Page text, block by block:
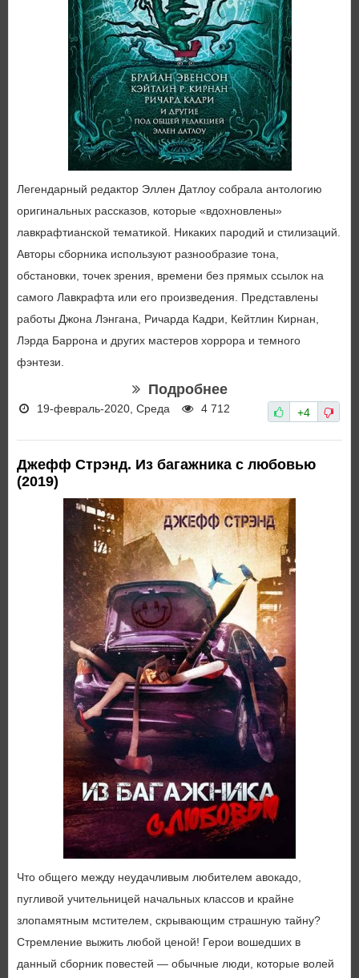
Легендарный редактор Эллен Датлоу собрала антологию
оригинальных рассказов, которые «вдохновлены»
лавкрафтианской тематикой. Никаких пародий и стилизаций.
Авторы сборника используют разнообразие тона,
обстановки, точек зрения, времени без прямых ссылок на
самого Лавкрафта или его произведения. Представлены
работы Джона Лэнгана, Ричарда Кадри, Кейтлин Кирнан,
Лэрда Баррона и других мастеров хоррора и темного
фэнтези.
Подробнее
19-февраль-2020, Среда 4 712 +4
Джефф Стрэнд. Из багажника с любовью
(2019)
Что общего между неудачливым любителем авокадо,
пугливой учительницей начальных классов и крайне
злопамятным мстителем, скрывающим страшную тайну?
Стремление выжить любой ценой! Герои вошедших в
данный сборник повестей — обычные люди, которые волей